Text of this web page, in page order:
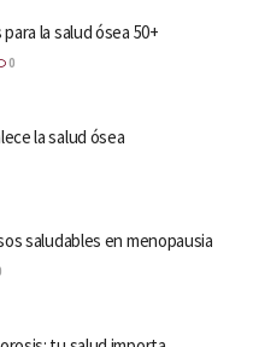
la salud ósea 50+
0
la salud ósea
saludables en menopausia